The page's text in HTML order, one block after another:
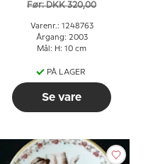
Før: DKK 320,00
Varenr.: 1248763
Årgang: 2003
Mål: H: 10 cm
PÅ LAGER
Se vare